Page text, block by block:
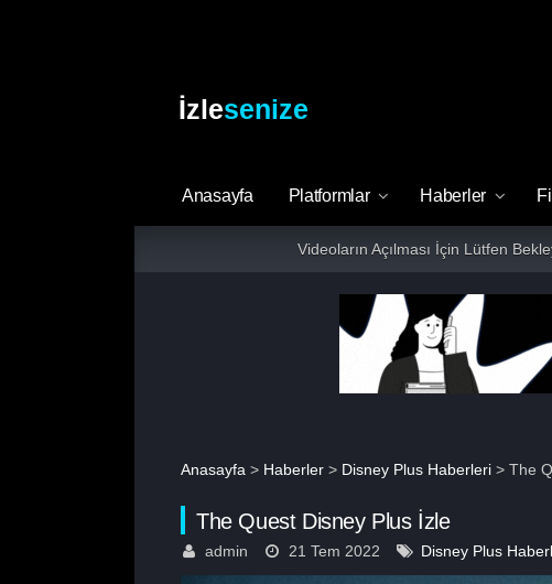
İzlesenize
Anasayfa Platformlar Haberler
Videoların Açılması İçin Lütfen
Anasayfa > Haberler > Disney Plus Haberleri > The
The Quest Disney Plus İzle
admin 21 Tem 2022 Disney Plus